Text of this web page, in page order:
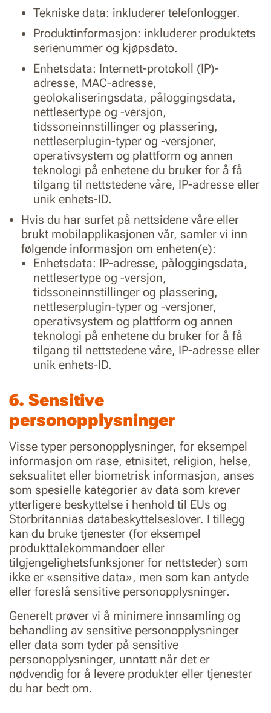
Tekniske data: inkluderer telefonlogger.
Produktinformasjon: inkluderer produktets
serienummer og kjøpsdato.
Enhetsdata: Internett-protokoll (IP)-
adresse, MAC-adresse,
geolokaliseringsdata, påloggingsdata,
nettlesertype og -versjon,
tidssoneinnstillinger og plassering,
nettleserplugin-typer og -versjoner,
operativsystem og plattform og annen
teknologi på enhetene du bruker for å få
tilgang til nettstedene våre, IP-adresse eller
unik enhets-ID.
Hvis du har surfet på nettsidene våre eller
brukt mobilapplikasjonen vår, samler vi inn
følgende informasjon om enheten(e):
Enhetsdata: IP-adresse, påloggingsdata,
nettlesertype og -versjon,
tidssoneinnstillinger og plassering,
nettleserplugin-typer og -versjoner,
operativsystem og plattform og annen
teknologi på enhetene du bruker for å få
tilgang til nettstedene våre, IP-adresse eller
unik enhets-ID.
6. Sensitive
personopplysninger
Visse typer personopplysninger, for eksempel
informasjon om rase, etnisitet, religion, helse,
seksualitet eller biometrisk informasjon, anses
som spesielle kategorier av data som krever
ytterligere beskyttelse i henhold til EUs og
Storbritannias databeskyttelseslover. I tillegg
kan du bruke tjenester (for eksempel
produkttalekommandoer eller
tilgjengelighetsfunksjoner for nettsteder) som
ikke er «sensitive data», men som kan antyde
eller foreslå sensitive personopplysninger.
Generelt prøver vi å minimere innsamling og
behandling av sensitive personopplysninger
eller data som tyder på sensitive
personopplysninger, unntatt når det er
nødvendig for å levere produkter eller tjenester
du har bedt om.